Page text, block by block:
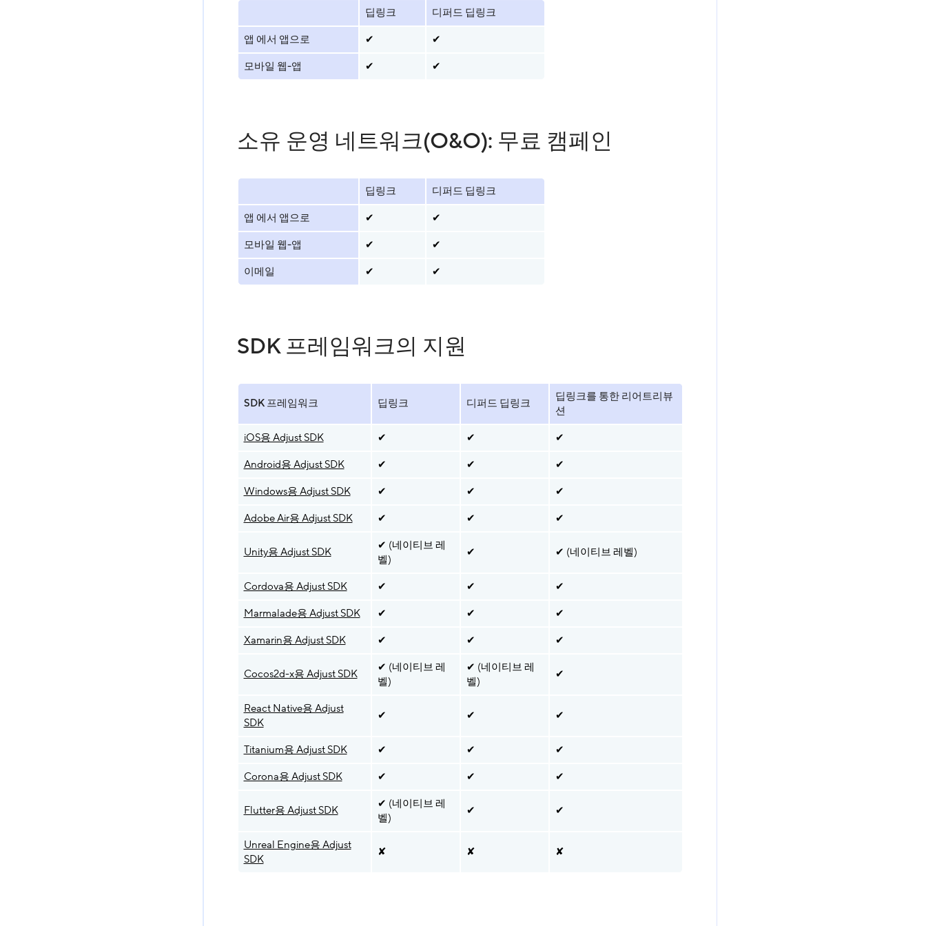
딥링크
디퍼드 딥링크
앱 에서 앱으로
✔
✔
모바일 웹-앱
✔ ✔
소유 운영 네트워크(O&O): 무료 캠페인
딥링크
디퍼드 딥링크
앱 에서 앱으로
✔
✔
모바일 웹-앱
✔
✔
이메일
✔ ✔
SDK 프레임워크의 지원
SDK 프레임워크 딥링크 디퍼드 딥링크
딥링크를 통한 리어트리뷰
션
iOS용 Adjust SDK
✔ ✔
✔
Android용 Adjust SDK
✔ ✔
✔
Windows용 Adjust SDK
✔ ✔
✔
Adobe Air용 Adjust SDK
✔ ✔ ✔
Unity용 Adjust SDK
✔ (네이티브 레
벨)
✔ ✔ (네이티브 레벨)
Cordova용 Adjust SDK ✔ ✔
✔
Marmalade용 Adjust SDK
✔ ✔
✔
Xamarin용 Adjust SDK
✔ ✔ ✔
Cocos2d-x용 Adjust SDK
✔ (네이티브 레
벨)
✔ (네이티브 레
벨)
✔
React Native용 Adjust
SDK
✔ ✔ ✔
Titanium용 Adjust SDK ✔ ✔
✔
Corona용 Adjust SDK
✔ ✔ ✔
Flutter용 Adjust SDK
✔ (네이티브 레
벨)
✔ ✔
Unreal Engine용 Adjust
SDK
✘ ✘ ✘